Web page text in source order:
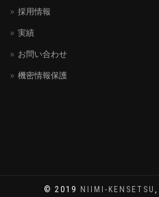
採用情報
実績
お問い合わせ
機密情報保護
© 2019 NIIMI-KENSETSU